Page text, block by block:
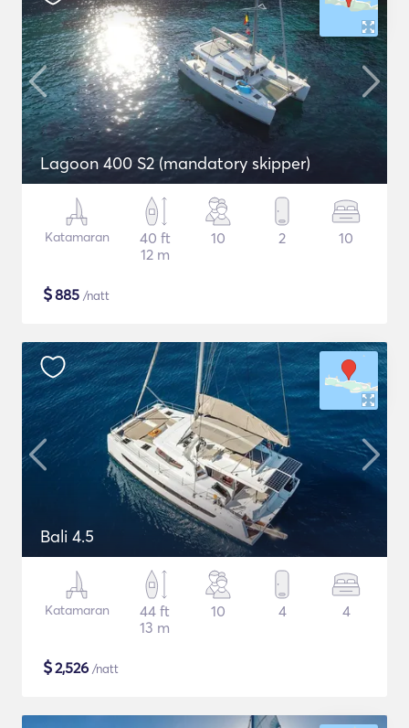
Lagoon 400 S2 (mandatory skipper)
Katamaran
40 ft
12 m
10 2 10
$885 /natt
Bali 4.5
Katamaran
44 ft
13 m
10 4 4
$2,526 /natt